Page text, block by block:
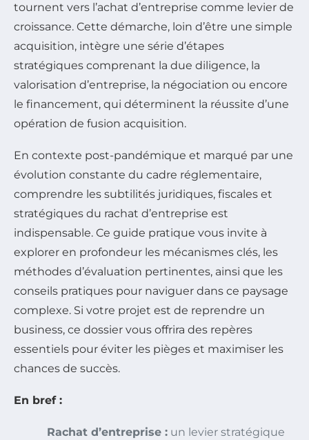
tournent vers l’achat d’entreprise comme levier de
croissance. Cette démarche, loin d’être une simple
acquisition, intègre une série d’étapes
stratégiques comprenant la due diligence, la
valorisation d’entreprise, la négociation ou encore
le financement, qui déterminent la réussite d’une
opération de fusion acquisition.
En contexte post-pandémique et marqué par une
évolution constante du cadre réglementaire,
comprendre les subtilités juridiques, fiscales et
stratégiques du rachat d’entreprise est
indispensable. Ce guide pratique vous invite à
explorer en profondeur les mécanismes clés, les
méthodes d’évaluation pertinentes, ainsi que les
conseils pratiques pour naviguer dans ce paysage
complexe. Si votre projet est de reprendre un
business, ce dossier vous offrira des repères
essentiels pour éviter les pièges et maximiser les
chances de succès.
En bref :
Rachat d’entreprise : un levier stratégique